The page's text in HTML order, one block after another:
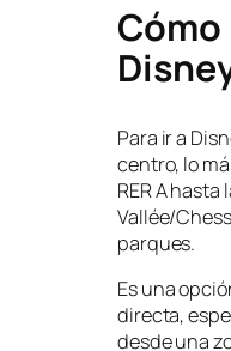
Cómo
Para ir a
centro, lo
RER A
Vallée/
parques.
Es una
directa,
desde una